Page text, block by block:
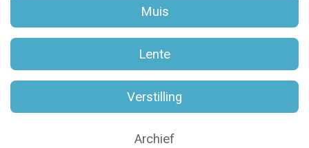
Muis
Lente
Verstilling
Archief